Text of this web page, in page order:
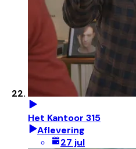
Het Kantoor 315
Aflevering
27 jul